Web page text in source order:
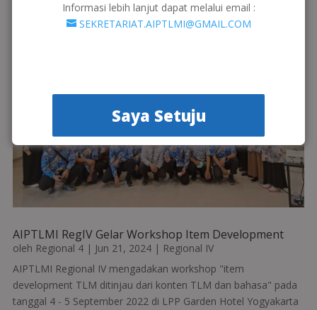
AIPTLMI RegIV Gelar Workshop Item Development
oleh Regional 4| Jun 21, 2024| Regional IV
AIPTLMI Regional IV mengadakan workshop "item
development TLM ditinjau dari konten TLM dan bahasa" pada
tanggal 4 - 5 September 2022 di LPP Garden Hotel Yogyakarta
Informasi lebih lanjut dapat melalui email :
SEKRETARIAT.AIPTLMI@GMAIL.COM
Saya Setuju